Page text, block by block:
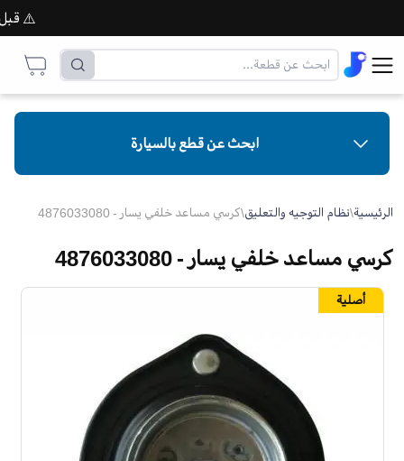
⚠️ قبل
ابحث عن قطع بالسيارة
الرئيسية\نظام التوجيه والتعليق\كرسي مساعد خلفي يسار - 4876033080
كرسي مساعد خلفي يسار - 4876033080
أصلية